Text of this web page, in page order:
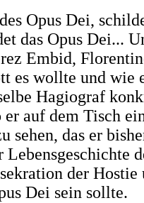
Opus Dei,
das Opus Dei...
Embid,
es wollte und
Hagiograf
auf dem Tisch
sehen, das er
der
Dei sein sollte.